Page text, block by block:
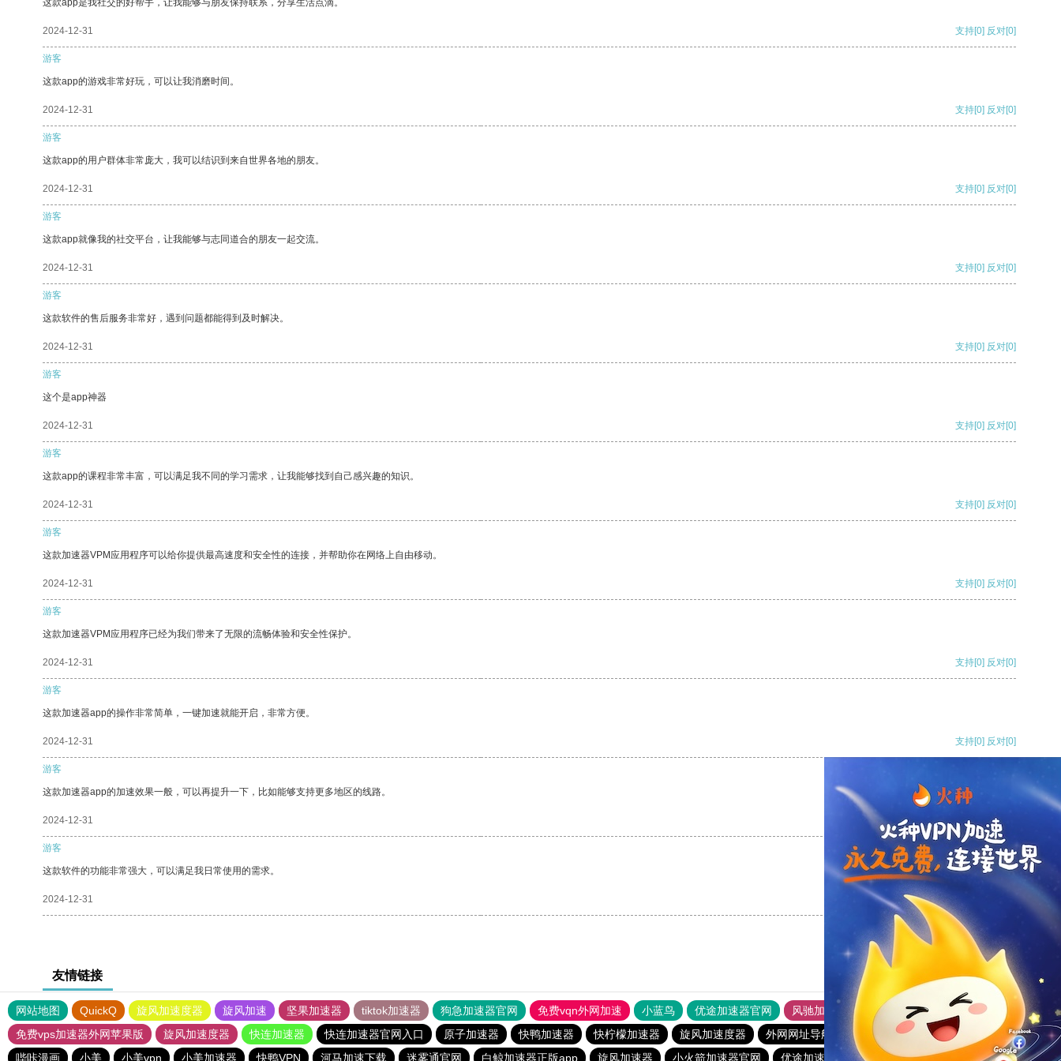
这款app是我社交的好帮手，让我能够与朋友保持联系，分享生活点滴。
2024-12-31 支持[0] 反对[0]
游客
这款app的游戏非常好玩，可以让我消磨时间。
2024-12-31 支持[0] 反对[0]
游客
这款app的用户群体非常庞大，我可以结识到来自世界各地的朋友。
2024-12-31 支持[0] 反对[0]
游客
这款app就像我的社交平台，让我能够与志同道合的朋友一起交流。
2024-12-31 支持[0] 反对[0]
游客
这款软件的售后服务非常好，遇到问题都能得到及时解决。
2024-12-31 支持[0] 反对[0]
游客
这个是app神器
2024-12-31 支持[0] 反对[0]
游客
这款app的课程非常丰富，可以满足我不同的学习需求，让我能够找到自己感兴趣的知识。
2024-12-31 支持[0] 反对[0]
游客
这款加速器VPM应用程序可以给你提供最高速度和安全性的连接，并帮助你在网络上自由移动。
2024-12-31 支持[0] 反对[0]
游客
这款加速器VPM应用程序已经为我们带来了无限的流畅体验和安全性保护。
2024-12-31 支持[0] 反对[0]
游客
这款加速器app的操作非常简单，一键加速就能开启，非常方便。
2024-12-31 支持[0] 反对[0]
游客
这款加速器app的加速效果一般，可以再提升一下，比如能够支持更多地区的线路。
2024-12-31 支持 反对
游客
这款软件的功能非常强大，可以满足我日常使用的需求。
2024-12-31
友情链接
网站地图 QuickQ 旋风加速度器 旋风加速 坚果加速器 tiktok加速器 狗急加速器官网 免费vqn外网加速 小蓝鸟 优途加速器官网 风驰加速器
旋风加速器
免费vps加速器外网苹果版
旋风加速度器 快连加速器 快连加速器官网入口 原子加速器 快鸭加速器 快柠檬加速器 旋风加速度器 外网网址导航 软件中心 雷霆加速
狂飙加速器
哔咔漫画
小美 小美vpn 小美加速器 快鸭VPN 河马加速下载 迷雾通官网 白鲸加速器正版app 旋风加速器 小火箭加速器官网 优途加速器官网 安易加速器下载官网最新版2024